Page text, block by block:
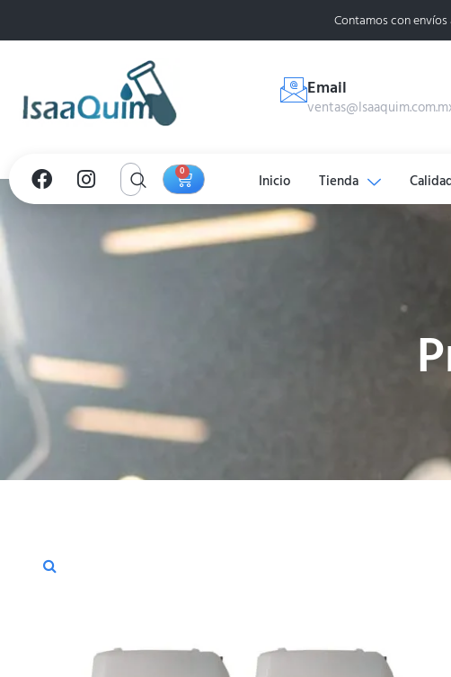
Contamos con envíos
Email
0 Inicio Tienda